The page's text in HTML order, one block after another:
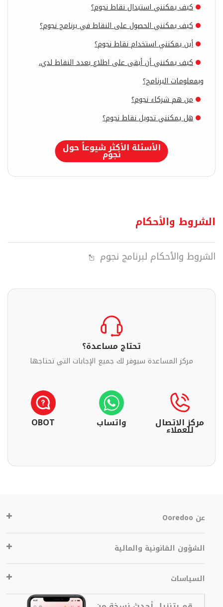
الأسئلة الأكثر شيوعاً حول
نجوم
كيف يمكنني استبدال نقاط نجوم؟
كيف يمكنني الحصول على النقاط في برنامج نجوم؟
أين يمكنني استخدام نقاط نجوم؟
كيف يمكنني أن أبقى على اطلاع بعدد النقاط لدي،
وبمعلومات البرنامج؟
من هم شركاء نجوم؟
هل يمكنني تحويل نقاط نجوم؟
الشروط والأحكام
الشروط والأحكام لبرنامج نجوم
تحتاج مساعدة؟
مركز المساعدة سيوفر لك جميع الإجابات التي تحتاجها
مركز الاتصال
للعملاء واتساب OBOT
عن Ooredoo
الشؤون القانونية والمالية
السياسات